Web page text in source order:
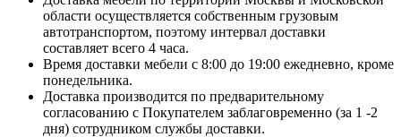
области осуществляется собственным грузовым
автотранспортом, поэтому интервал доставки
составляет всего 4 часа.
Время доставки мебели с 8:00 до 19:00 ежедневно, кроме
понедельника.
Доставка производится по предварительному
согласованию с Покупателем заблаговременно (за 1 -2
дня) сотрудником службы доставки.